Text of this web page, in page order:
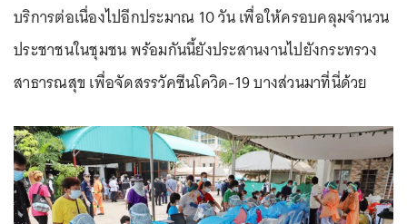
บริการต่อเนื่องไปอีกประมาณ 10 วัน เพื่อให้ครอบคลุมจำนวน
ประชาชนในชุมชน พร้อมกันนี้ยังประสานงานไปยังกระทรวง
สาธารณสุข เพื่อจัดสรรวัคซีนโควิด-19 บางส่วนมาที่นี่ด้วย